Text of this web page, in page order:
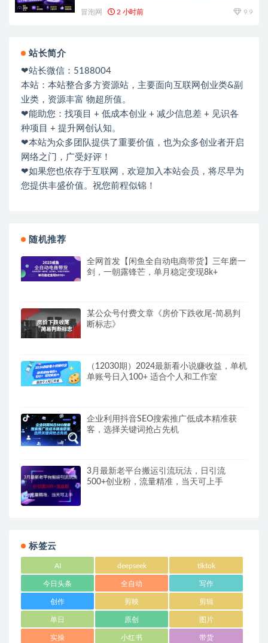
冒泡网 2 小时前 9.9
站长简介
❤站长微信：5188004
本站：本站整合多方资源站，主要面向互联网创业类&副
业类，资源丰富 物超所值。
❤能助您：找项目 + 低成本创业 + 减少信息差 + 见识各
种项目 + 提升网创认知。
❤本站为众多团队提供了重要价值，也为众多创业者开启
网络之门，广受好评！
❤如果您也依存于互联网，欢迎加入本站会员，将尽早为
您提供丰盛价值。祝您前程似锦！
随机推荐
全网首发【闲鱼全自动电商带货】三年磨一
剑，一朝露锋芒，单月稳定变现8k+
某公众号付费文章《房价下跌收尾-简易判
断标志》
（12030期）2024最新看小说赚收益，单机
单账号日入100+ 适合个人和工作室
企业利用抖音SEO搜索推广低成本精准获
客，选择关键词抢占先机
3月最新老平台搬运引流玩法，日引流
500+创业粉，流量精准，当天可上手
标签云
AI deepseek tiktok
今日头条 全自动 写作
创作 剪映 剪辑
单日 原创 图片
实操 小红书 带货